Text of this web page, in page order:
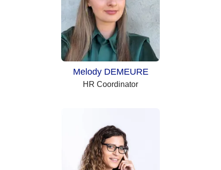
Melody DEMEURE
HR Coordinator